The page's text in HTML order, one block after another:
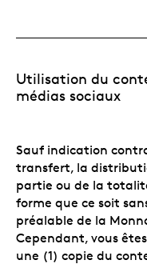
Utilisation du
médias sociaux
Sauf indication
transfert, la
partie ou de la
forme que ce soit
préalable de la
Cependant, vous
une (1) copie du